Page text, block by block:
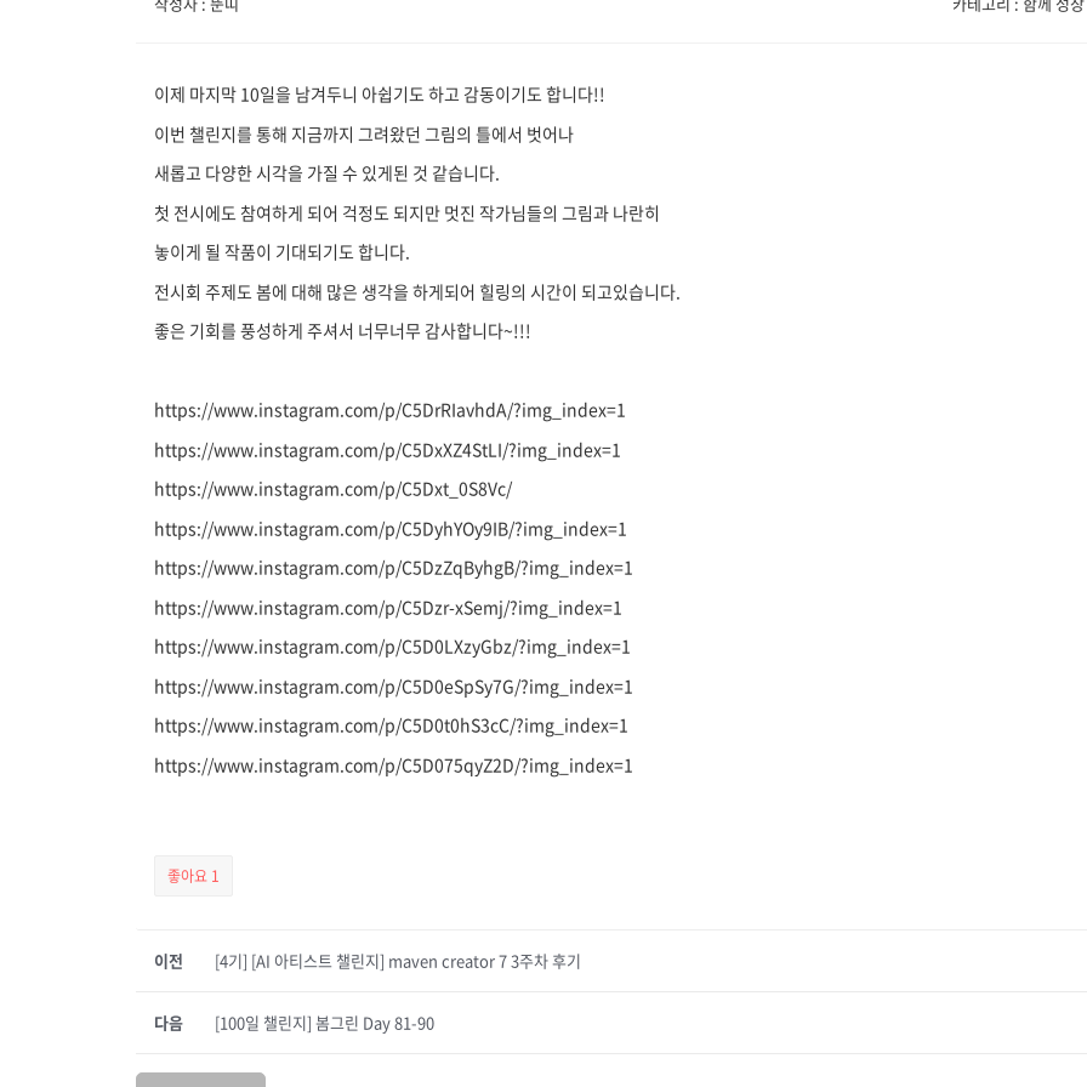
이제 마지막 10일을 남겨두니 아쉽기도 하고 감동이기도 합니다!!
이번 챌린지를 통해 지금까지 그려왔던 그림의 틀에서 벗어나
새롭고 다양한 시각을 가질 수 있게된 것 같습니다.
첫 전시에도 참여하게 되어 걱정도 되지만 멋진 작가님들의 그림과 나란히
놓이게 될 작품이 기대되기도 합니다.
전시회 주제도 봄에 대해 많은 생각을 하게되어 힐링의 시간이 되고있습니다.
좋은 기회를 풍성하게 주셔서 너무너무 감사합니다~!!!
https://www.instagram.com/p/C5DrRIavhdA/?img_index=1
https://www.instagram.com/p/C5DxXZ4StLI/?img_index=1
https://www.instagram.com/p/C5Dxt_0S8Vc/
https://www.instagram.com/p/C5DyhYOy9IB/?img_index=1
https://www.instagram.com/p/C5DzZqByhgB/?img_index=1
https://www.instagram.com/p/C5Dzr-xSemj/?img_index=1
https://www.instagram.com/p/C5D0LXzyGbz/?img_index=1
https://www.instagram.com/p/C5D0eSpSy7G/?img_index=1
https://www.instagram.com/p/C5D0t0hS3cC/?img_index=1
https://www.instagram.com/p/C5D075qyZ2D/?img_index=1
좋아요 1
이전 [4기] [AI 아티스트 챌린지] maven creator 7 3주차 후기
[100일 챌린지] 봄그린 Day 81-90
다음